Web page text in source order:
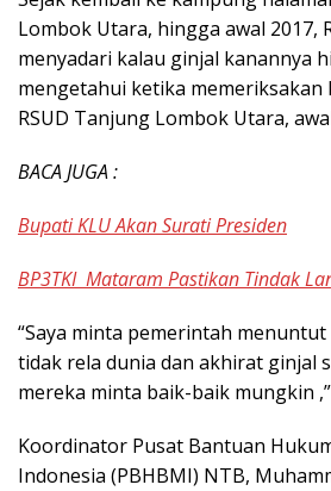
Lombok Utara, hingga awal 2017,
menyadari kalau ginjal kanannya
mengetahui ketika memeriksakan
RSUD Tanjung Lombok Utara,
BACA JUGA :
Bupati KLU Akan Surati Presiden
BP3TKI Mataram Pastikan Tindak
“Saya minta pemerintah menuntut
tidak rela dunia dan akhirat ginjal
mereka minta baik-baik mungkin
Koordinator Pusat Bantuan
Indonesia (PBHBMI) NTB,